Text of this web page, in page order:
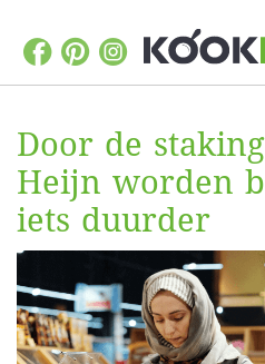
Door de
Heijn worden
iets duurder